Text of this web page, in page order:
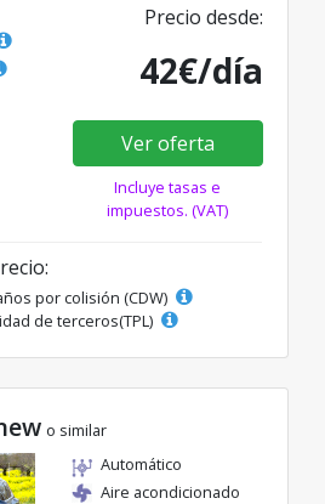
Precio desde:
42€/día
Ver oferta
Incluye tasas e
impuestos. (VAT)
por colisión (CDW)
de terceros(TPL)
o similar
Automático
Aire acondicionado